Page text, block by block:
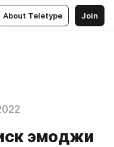
About Teletype Join
эмоджи